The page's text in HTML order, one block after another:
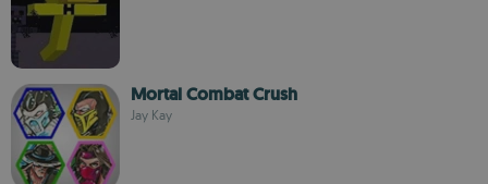
Mortal Combat Crush
Jay Kay